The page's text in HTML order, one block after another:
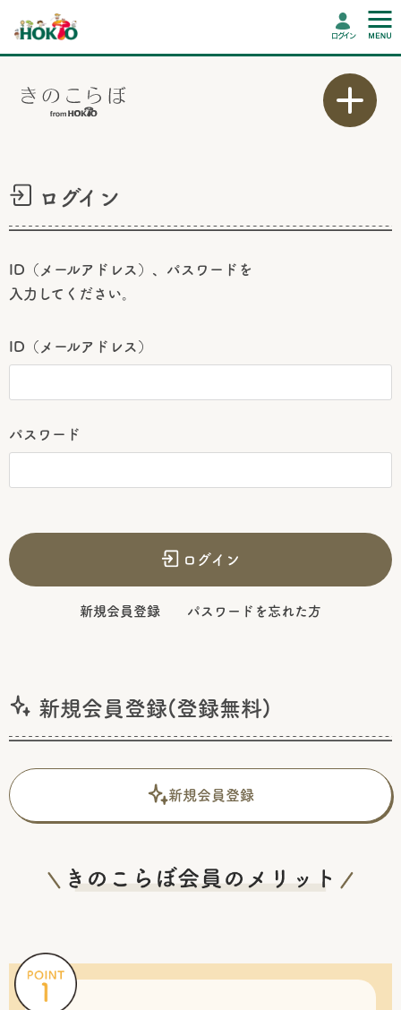
ログイン
ログイン
ID（メールアドレス）、パスワードを
入力してください。
ID（メールアドレス）
パスワード
ログイン
新規会員登録 パスワードを忘れた方
新規会員登録(登録無料)
新規会員登録